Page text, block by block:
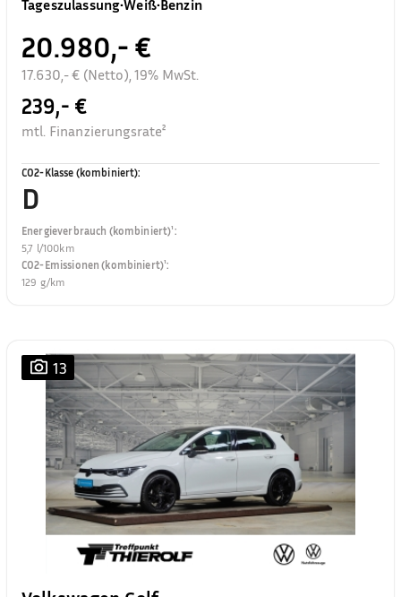
Tageszulassung•Weiß•Benzin
20.980,- €
17.630,- € (Netto), 19% MwSt.
239,- €
mtl. Finanzierungsrate²
CO2-Klasse (kombiniert):
D
Energieverbrauch (kombiniert)¹:
5,7 l/100km
CO2-Emissionen (kombiniert)¹:
129 g/km
13